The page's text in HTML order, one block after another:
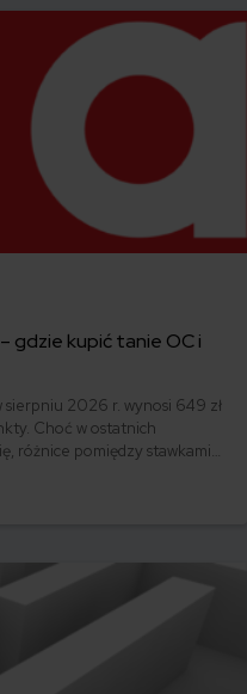
gdzie kupić tanie OC i
2026 r. wynosi 649 zł
Choć w ostatnich
różnice pomiędzy stawkami
najtańsze OC w Polsce